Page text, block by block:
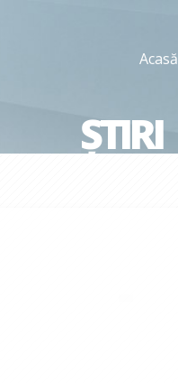
Acasă
ȘTIRI